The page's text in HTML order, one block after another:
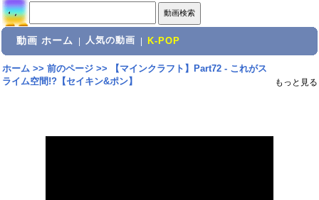
動画 ホーム 人気の動画 K-POP
ホーム>> 前のページ>>
【マインクラフト】Part72 - これがス
ライム空間!?【セイキン&ポン】
もっと見る